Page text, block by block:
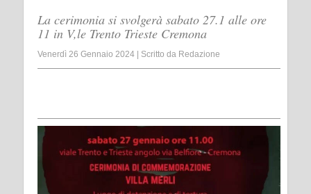
La cerimonia si svolgerà sabato 27.1 alle ore
11 in V,le Trento Trieste Cremona
Venerdì 26 Gennaio 2024 Scritto da Redazione